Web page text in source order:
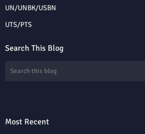
UN/UNBK/USBN
UTS/PTS
Search This Blog
Most Recent